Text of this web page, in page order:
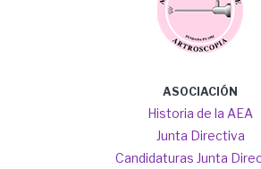
ASOCIACIÓN
Historia de la AEA
Junta Directiva
Candidaturas Junta